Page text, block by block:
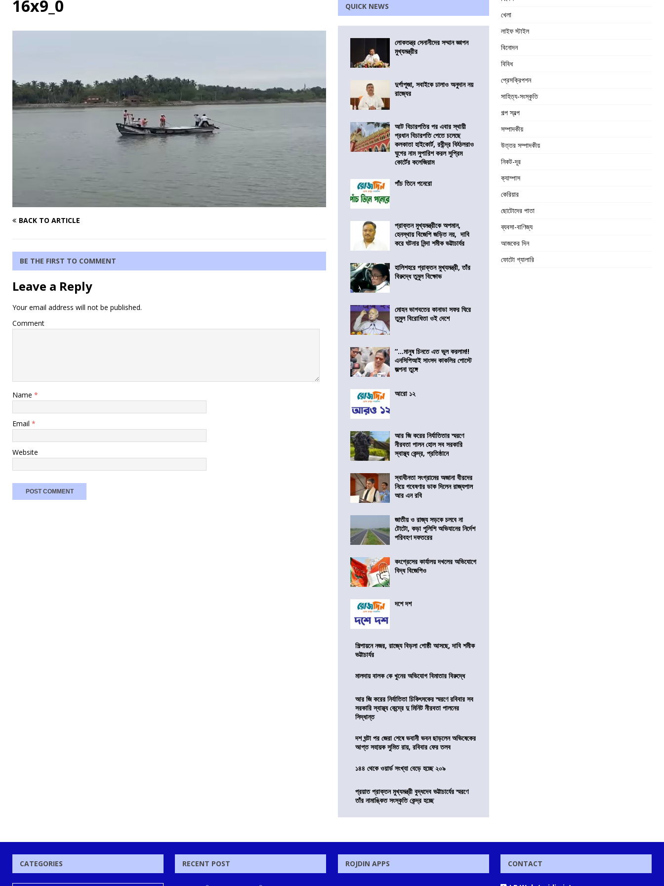
16x9_0
BACK TO ARTICLE
BE THE FIRST TO COMMENT
Leave a Reply
Your email address will not be published.
Comment
Name *
Email *
Website
QUICK NEWS
লোকতন্ত্র সেনানীদের সম্মান জ্ঞাপন
মুখ্যমন্ত্রীর
দুর্গাপূজা, সবাইকে ঢালাও অনুদান নয়
রাজ্যের
আট বিচারপতির পর এবার স্থায়ী
প্রধান বিচারপতি পেতে চলেছে
কলকাতা হাইকোর্ট, রবীন্দ্র বিঠ্ঠলরাও
ঘুগের নাম সুপারিশ করল সুপ্রিম
কোর্টের কলেজিয়াম
পাঁচ তিনে পনেরো
প্রাক্তন মুখ্যমন্ত্রীকে অপমান,
হেনস্থায় বিজেপি জড়িত নয়, দাবি
করে ঘটনার নিন্দা শমীক ভট্টাচার্যর
হালিশহরে প্রাক্তন মুখ্যমন্ত্রী, তাঁর
বিরুদ্ধে তুমুল বিক্ষোভ
মোহন ভাগবতের কানাডা সফর ঘিরে
তুমুল বিরোধিতা ওই দেশে
“…মানুষ চিনতে এত ভুল করলাম!!
এনসিপিআই সাংসদ কাকলির পোস্টে
জল্পনা তুঙ্গে
আরো ১২
আর জি করের নির্যাতিতার স্মরণে
নীরবতা পালন হোল সব সরকারি
স্বাস্থ্য কেন্দ্র, প্রতিষ্ঠানে
স্বাধীনতা সংগ্রামের অজানা বীরদের
নিয়ে গবেষণার ডাক দিলেন রাজ্যপাল
আর এন রবি
জাতীয় ও রাজ্য সড়কে চলবে না
টোটো, কড়া পুলিশি অভিযানের নির্দেশ
পরিবহণ দফতরের
কংগ্রেসের কার্যালয় দখলের অভিযোগে
বিদ্ধ বিজেপিও
দশে দশ
শিল্পায়নে নজর, রাজ্যে বিড়লা গোষ্ঠী আসছে, দাবি শমীক
ভট্টাচার্যর
মালদায় বালক কে খুনের অভিযোগ বিমাতার বিরুদ্ধে
আর জি করের নির্যাতিতা চিকিৎসকের স্মরণে রবিবার সব
সরকারি স্বাস্থ্য কেন্দ্রে দু মিনিট নীরবতা পালনের
সিদ্ধান্ত
দশ ঘন্টা পর জেরা শেষে ভবানী ভবন ছাড়লেন অভিষেকের
আপ্ত সহায়ক সুমিত রায়, রবিবার ফের তলব
১৪৪ থেকে ওয়ার্ড সংখ্যা বেড়ে হচ্ছে ২০৯
প্রয়াত প্রাক্তন মুখ্যমন্ত্রী বুদ্ধদেব ভট্টাচার্যের স্মরণে
তাঁর নামাঙ্কিত সংস্কৃতি কেন্দ্র হচ্ছে
খেলা
লাইফ স্টাইল
বিনোদন
বিবিধ
প্রেসক্রিপশন
সাহিত্য-সংস্কৃতি
গল্প স্বল্প
সম্পাদকীয়
উত্তর সম্পাদকীয়
নিকট-দূর
ক্যাম্পাস
কেরিয়ার
ছোটোদের পাতা
ব্যবসা-বাণিজ্য
আজকের দিন
ফোটো গ্যালারি
CATEGORIES RECENT POST ROJDIN APPS CONTACT